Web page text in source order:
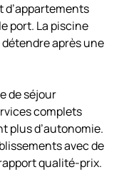
port. La piscine
après une
de séjour
complets
plus d’autonomie.
avec de
qualité-prix.